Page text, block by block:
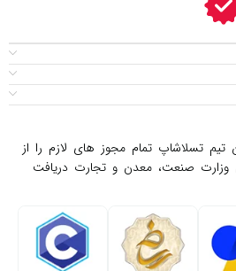
تیم تسلاشاپ تمام مجوز های لازم را از
وزارت صنعت، معدن و تجارت دریافت